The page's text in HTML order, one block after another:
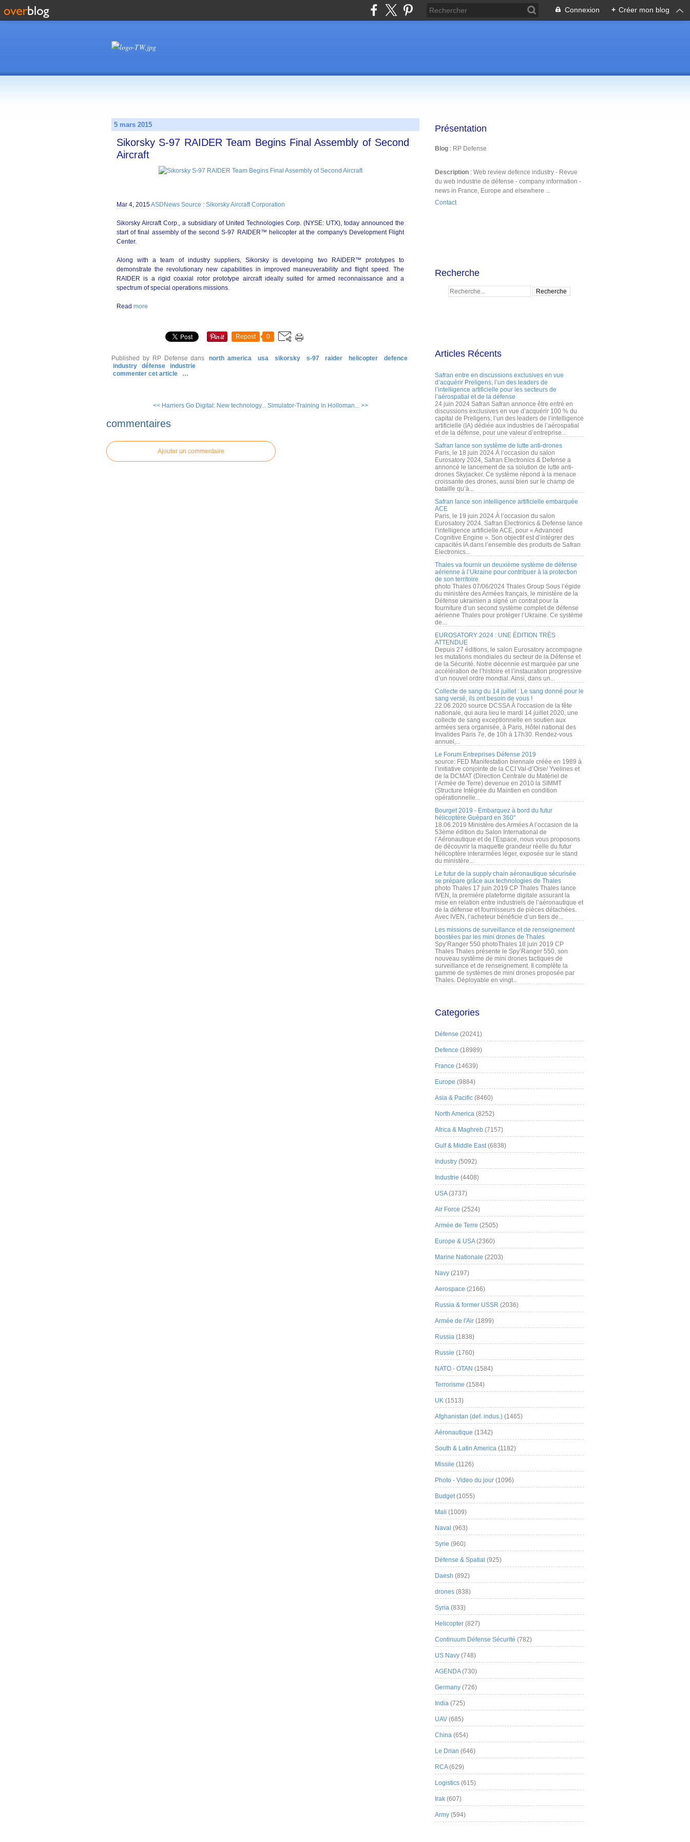
Connexion + Créer mon blog
5 mars 2015
Sikorsky S-97 RAIDER Team Begins Final Assembly of Second
Aircraft
Mar 4, 2015ASDNews Source : Sikorsky Aircraft Corporation
Sikorsky Aircraft Corp., a subsidiary of United Technologies Corp. (NYSE: UTX), today announced the
start of final assembly of the second S-97 RAIDER™ helicopter at the company's Development Flight
Center.
Along with a team of industry suppliers, Sikorsky is developing two RAIDER™ prototypes to
demonstrate the revolutionary new capabilities in improved maneuverability and flight speed. The
RAIDER is a rigid coaxial rotor prototype aircraft ideally suited for armed reconnaissance and a
spectrum of special operations missions.
Read more
Repost 0
Published by RP Defense dans north america usa sikorsky s-97 raider helicopter
defence
industry
défense
industrie
commenter cet article
…
<< Harriers Go Digital: New technology... Simulator-Training in Holloman... >>
commentaires
Ajouter un commentaire
Présentation
Blog : RP Defense
Description : Web review defence industry - Revue
du web industrie de défense - company information -
news in France, Europe and elsewhere ...
Contact
Recherche
Articles Récents
Safran entre en discussions exclusives en vue
d’acquérir Preligens, l’un des leaders de
l’intelligence artificielle pour les secteurs de
l’aérospatial et de la défense
24 juin 2024 Safran Safran annonce être entré en
discussions exclusives en vue d’acquérir 100 % du
capital de Preligens, l’un des leaders de l’intelligence
artificielle (IA) dédiée aux industries de l’aérospatial
et de la défense, pour une valeur d’entreprise...
Safran lance son système de lutte anti-drones
Paris, le 18 juin 2024 À l’occasion du salon
Eurosatory 2024, Safran Electronics & Defense a
annoncé le lancement de sa solution de lutte anti-
drones Skyjacker. Ce système répond à la menace
croissante des drones, aussi bien sur le champ de
bataille qu’à...
Safran lance son intelligence artificielle embarquée
ACE
Paris, le 19 juin 2024 À l’occasion du salon
Eurosatory 2024, Safran Electronics & Defense lance
l’intelligence artificielle ACE, pour « Advanced
Cognitive Engine ». Son objectif est d’intégrer des
capacités IA dans l’ensemble des produits de Safran
Electronics...
Thales va fournir un deuxième système de défense
aérienne à l’Ukraine pour contribuer à la protection
de son territoire
photo Thales 07/06/2024 Thales Group Sous l’égide
du ministère des Armées français, le ministère de la
Défense ukrainien a signé un contrat pour la
fourniture d’un second système complet de défense
aérienne Thales pour protéger l’Ukraine. Ce système
de...
EUROSATORY 2024 : UNE ÉDITION TRÈS
ATTENDUE
Depuis 27 éditions, le salon Eurosatory accompagne
les mutations mondiales du secteur de la Défense et
de la Sécurité. Notre décennie est marquée par une
accélération de l’histoire et l’instauration progressive
d’un nouvel ordre mondial. Ainsi, dans un...
Collecte de sang du 14 juillet : Le sang donné pour le
sang versé, ils ont besoin de vous !
22.06.2020 source DCSSA À l'occasion de la fête
nationale, qui aura lieu le mardi 14 juillet 2020, une
collecte de sang exceptionnelle en soutien aux
armées sera organisée, à Paris, Hôtel national des
Invalides Paris 7e, de 10h à 17h30. Rendez-vous
annuel,...
Le Forum Entreprises Défense 2019
source: FED Manifestation biennale créée en 1989 à
l’initiative conjointe de la CCI Val-d’Oise/ Yvelines et
de la DCMAT (Direction Centrale du Matériel de
l’Armée de Terre) devenue en 2010 la SIMMT
(Structure Intégrée du Maintien en condition
opérationnelle...
Bourget 2019 - Embarquez à bord du futur
hélicoptère Guépard en 360°
18.06.2019 Ministère des Armées A l’occasion de la
53ème édition du Salon International de
l’Aéronautique et de l’Espace, nous vous proposons
de découvrir la maquette grandeur réelle du futur
hélicoptère interarmées léger, exposée sur le stand
du ministère...
Le futur de la supply chain aéronautique sécurisée
se prépare grâce aux technologies de Thales
photo Thales 17 juin 2019 CP Thales Thales lance
IVEN, la première plateforme digitale assurant la
mise en relation entre industriels de l’aéronautique et
de la défense et fournisseurs de pièces détachées.
Avec IVEN, l’acheteur bénéficie d’un tiers de...
Les missions de surveillance et de renseignement
boostées par les mini drones de Thales
Spy’Ranger 550 photoThales 18 juin 2019 CP
Thales Thales présente le Spy’Ranger 550, son
nouveau système de mini drones tactiques de
surveillance et de renseignement. Il complète la
gamme de systèmes de mini drones proposée par
Thales. Déployable en vingt...
Categories
Défense (20241)
Defence (18989)
France (14639)
Europe (9884)
Asia & Pacific (8460)
North America (8252)
Africa & Maghreb (7157)
Gulf & Middle East(6838)
Industry (5092)
Industrie (4408)
USA(3737)
Air Force (2524)
Armée de Terre (2505)
Europe & USA(2360)
Marine Nationale (2203)
Navy (2197)
Aerospace (2166)
Russia & former USSR (2036)
Armée de l'Air (1899)
Russia (1838)
Russie (1760)
NATO - OTAN (1584)
Terrorisme (1584)
UK (1513)
Afghanistan (def. indus.) (1465)
Aéronautique (1342)
South & Latin America (1182)
Missile (1126)
Photo - Video du jour (1096)
Budget(1055)
Mali (1009)
Naval (963)
Syrie (960)
Défense & Spatial (925)
Daesh (892)
drones (838)
Syria (833)
Helicopter (827)
Continuum Défense Sécurité (782)
US Navy (748)
AGENDA(730)
Germany (726)
India (725)
UAV (685)
China (654)
Le Drian (646)
RCA(629)
Logistics (615)
Irak (607)
Army (594)